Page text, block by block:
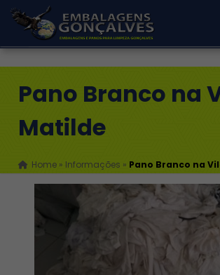
Pano Branco na
Matilde
Home » Informações » Pano Branco na